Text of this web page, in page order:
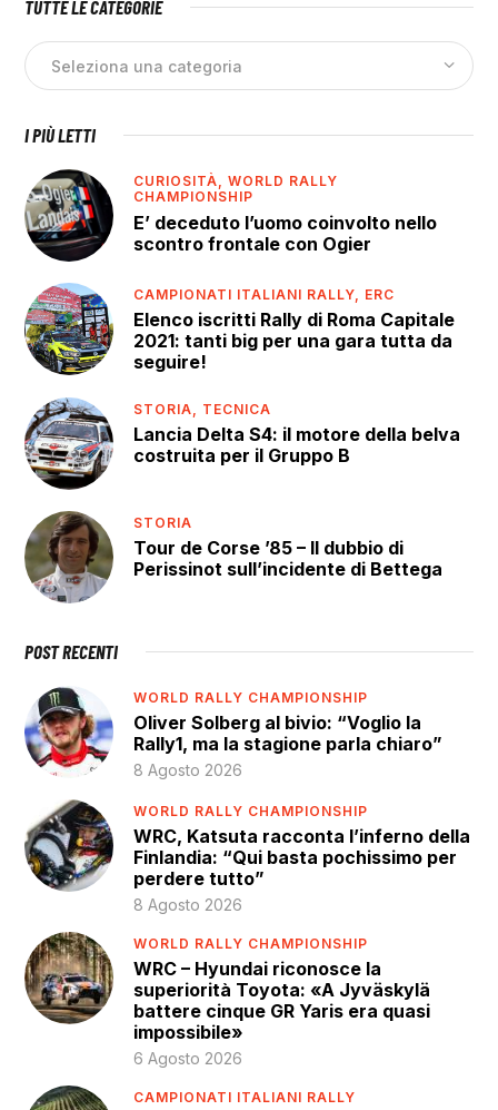
TUTTE LE CATEGORIE
I PIÙ LETTI
CURIOSITÀ,WORLD RALLY
CHAMPIONSHIP
E’ deceduto l’uomo coinvolto nello
scontro frontale con Ogier
CAMPIONATI ITALIANI RALLY, ERC
Elenco iscritti Rally di Roma Capitale
2021: tanti big per una gara tutta da
seguire!
STORIA, TECNICA
Lancia Delta S4: il motore della belva
costruita per il Gruppo B
STORIA
Tour de Corse ’85 – Il dubbio di
Perissinot sull’incidente di Bettega
POST RECENTI
WORLD RALLY CHAMPIONSHIP
Oliver Solberg al bivio: “Voglio la
Rally1, ma la stagione parla chiaro”
8 Agosto 2026
WORLD RALLY CHAMPIONSHIP
WRC, Katsuta racconta l’inferno della
Finlandia: “Qui basta pochissimo per
perdere tutto”
8 Agosto 2026
WORLD RALLY CHAMPIONSHIP
WRC – Hyundai riconosce la
superiorità Toyota: «A Jyväskylä
battere cinque GR Yaris era quasi
impossibile»
6 Agosto 2026
CAMPIONATI ITALIANI RALLY